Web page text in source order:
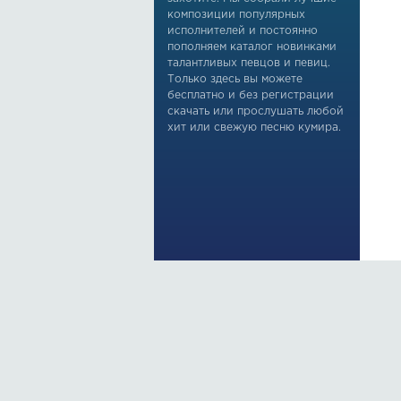
композиции популярных
исполнителей и постоянно
пополняем каталог новинками
талантливых певцов и певиц.
Только здесь вы можете
бесплатно и без регистрации
скачать или прослушать любой
хит или свежую песню кумира.